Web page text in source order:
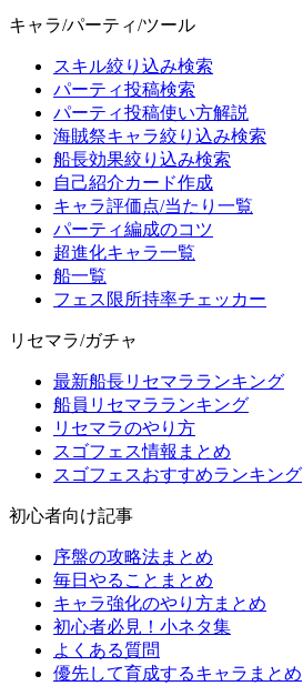
キャラ/パーティ/ツール
スキル絞り込み検索
パーティ投稿検索
パーティ投稿使い方解説
海賊祭キャラ絞り込み検索
船長効果絞り込み検索
自己紹介カード作成
キャラ評価点/当たり一覧
パーティ編成のコツ
超進化キャラ一覧
船一覧
フェス限所持率チェッカー
リセマラ/ガチャ
最新船長リセマラランキング
船員リセマラランキング
リセマラのやり方
スゴフェス情報まとめ
スゴフェスおすすめランキング
初心者向け記事
序盤の攻略法まとめ
毎日やることまとめ
キャラ強化のやり方まとめ
初心者必見！小ネタ集
よくある質問
優先して育成するキャラまとめ